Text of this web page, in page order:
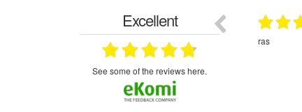
Excellent
see some of the reviews here.
29.03.2026
bonjour commande pompe puit malgré un
appel en dehors des heures d ouverture votre
commercial a géré ma demande le devis reçu
immédiatement un fois le paiement effectue la
commande a été valider l envoi a été un peu
long mais dans l ensemble très satisfait
ras